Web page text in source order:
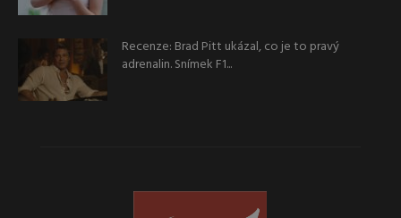
Recenze: Brad Pitt ukázal, co je to pravý
adrenalin. Snímek F1...